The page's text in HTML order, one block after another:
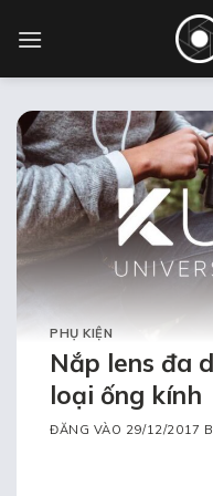
qua
PHỤ KIỆN
Nắp lens đa
loại ống kính
ĐĂNG VÀO 29/12/2017